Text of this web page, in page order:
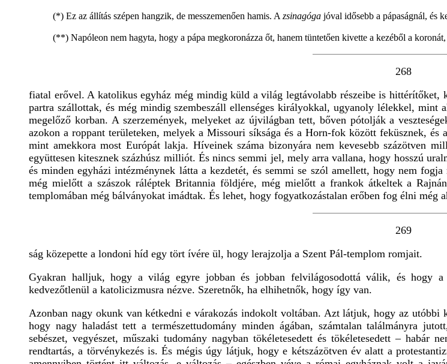
(*) Ez az állítás szépen hangzik, de messzemenően hamis. A zsinagóga jóval idősebb a pápaságnál, és
(**) Napóleon nem hagyta, hogy a pápa megkoronázza őt, hanem tüntetően kivette a kezéből a
268
fiatal erővel. A katolikus egyház még mindig küld a világ legtávolabb részeibe is
partra szállottak, és még mindig szembeszáll ellenséges királyokkal, ugyanoly lélekkel,
megelőző korban. A szerzemények, melyeket az újvilágban tett, bőven pótolják a
azokon a roppant területeken, melyek a Missouri síksága és a Horn-fok között feküsznek,
mint amekkora most Európát lakja. Híveinek száma bizonyára nem kevesebb százötven
együttesen kitesznek százhúsz milliót. És nincs semmi jel, mely arra vallana, hogy hosszú
és minden egyházi intézménynek látta a kezdetét, és semmi se szól amellett, hogy nem
még mielőtt a szászok ráléptek Britannia földjére, még mielőtt a frankok átkeltek a
templomában még bálványokat imádtak. És lehet, hogy fogyatkozástalan erőben fog élni
269
ság közepette a londoni híd egy tört ívére ül, hogy lerajzolja a Szent Pál-templom romjait.
Gyakran halljuk, hogy a világ egyre jobban és jobban felvilágosodottá válik, és hogy a
kedvezőtlenül a katolicizmusra nézve. Szeretnők, ha elhihetnők, hogy így van.
Azonban nagy okunk van kétkedni e várakozás indokolt voltában. Azt látjuk, hogy az utóbbi
hogy nagy haladást tett a természettudomány minden ágában, számtalan találmányra
sebészet, vegyészet, műszaki tudomány nagyban tökéletesedett és tökéletesedett –
rendtartás, a törvénykezés is. És mégis úgy látjuk, hogy e kétszázötven év alatt a